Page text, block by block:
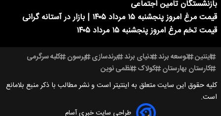
بازنشستگان تامین اجتماعی
قیمت مرغ امروز پنجشنبه ۱۵ مرداد ۱۴۰۵ | بازار در آستانه گرانی
قیمت تخم مرغ امروز پنجشنبه ۱۵ مرداد ۱۴۰۵
اینتین توسعه برند دنیای برند برندسازی پرسون کلبه سرگرمی
کارستان بهارستان کولاک نظمی نوین
کلیه حقوق این سایت متعلق به اینتیتر است و نشر مطالب با ذکر منبع بلامانع
است.
طراحی سایت خبری آسام